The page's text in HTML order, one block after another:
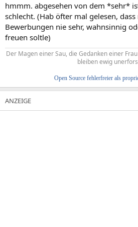
hmmm. abgesehen von dem *sehr*
schlecht. (Hab öfter mal gelesen,
Bewerbungen nie sehr, wahnsinnig
freuen soltle)
Der Magen einer Sau, die Gedanken einer
bleiben ewig
Open Source fehlerfreier als